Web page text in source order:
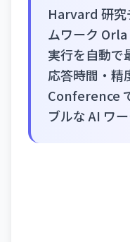
Harvard 研究
ムワーク
実行を自動で
応答時間・精
Conference
ブルな AI ワ